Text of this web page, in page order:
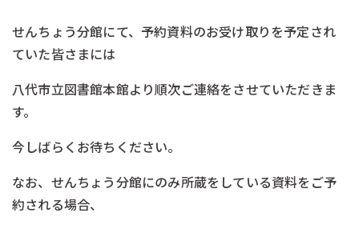
せんちょう分館にて、予約資料のお受け取りを予定され
ていた皆さまには
八代市立図書館本館より順次ご連絡をさせていただきま
す。
今しばらくお待ちください。
なお、せんちょう分館にのみ所蔵をしている資料をご予
約される場合、